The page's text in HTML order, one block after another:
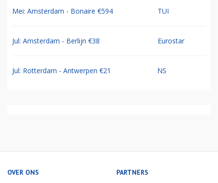
Mei: Amsterdam - Bonaire €594 TUI
Jul: Amsterdam - Berlijn €38 Eurostar
Jul: Rotterdam - Antwerpen €21 NS
OVER ONS PARTNERS